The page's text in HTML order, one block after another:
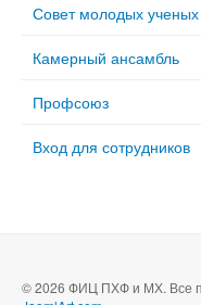
Совет молодых ученых
Камерный ансамбль
Профсоюз
Вход для сотрудников
© 2026 ФИЦ ПХФ и МХ. Все